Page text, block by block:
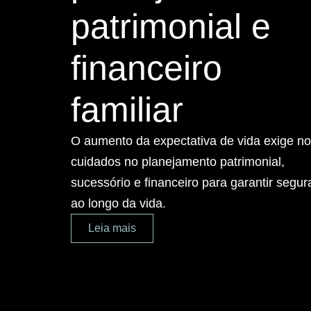
patrimonial e
financeiro
familiar
O aumento da expectativa de vida exige
cuidados no planejamento patrimonial,
sucessório e financeiro para garantir
ao longo da vida.
Leia mais